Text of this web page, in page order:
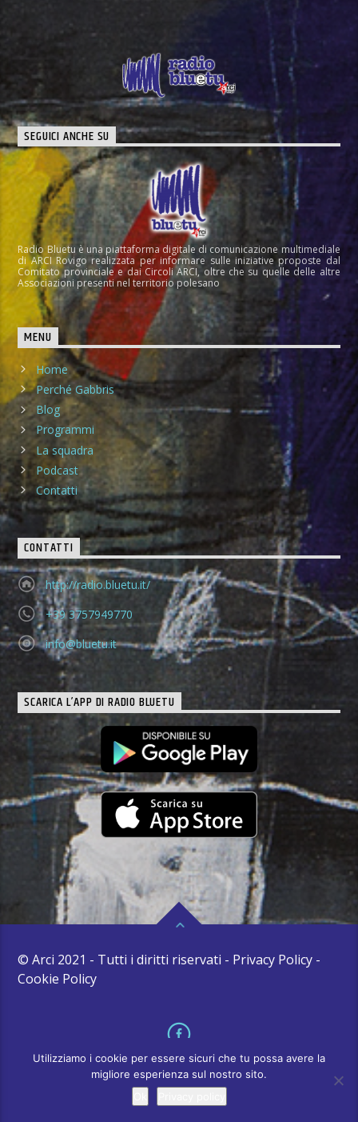
SEGUICI ANCHE SU
Radio Bluetu è una piattaforma digitale di comunicazione multimediale
di ARCI Rovigo realizzata per informare sulle iniziative proposte dal
Comitato provinciale e dai Circoli ARCI, oltre che su quelle delle altre
Associazioni presenti nel territorio polesano
MENU
Home
Perché Gabbris
Blog
Programmi
La squadra
Podcast
Contatti
CONTATTI
http://radio.bluetu.it/
+39 3757949770
info@bluetu.it
SCARICA L’APP DI RADIO BLUETU
© Arci 2021 - Tutti i diritti riservati - Privacy Policy -
Cookie Policy
Utilizziamo i cookie per essere sicuri che tu possa avere la
migliore esperienza sul nostro sito.